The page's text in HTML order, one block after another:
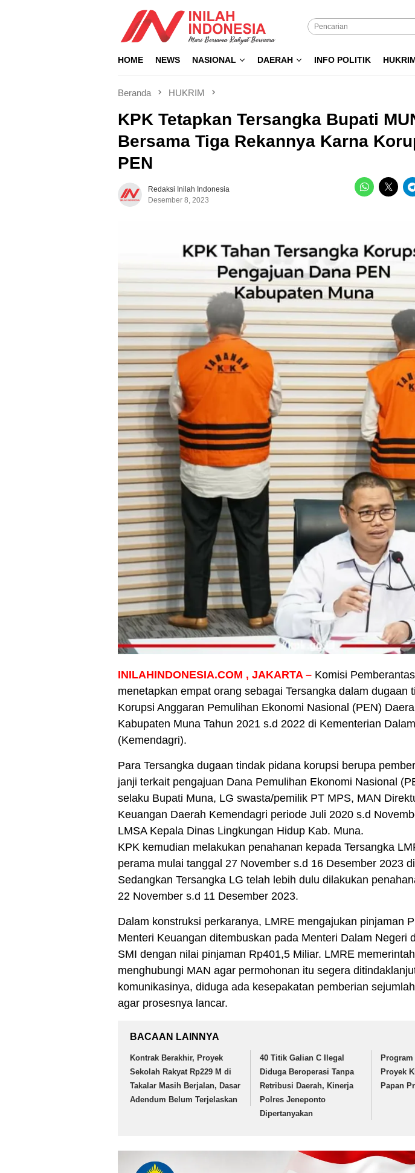
HOME NEWS NASIONAL DAERAH INFO POLITIK
Beranda HUKRIM
KPK Tetapkan Tersangka Bupati
Bersama Tiga Rekannya Karna
PEN
Redaksi Inilah Indonesia
Desember 8, 2023
INILAHINDONESIA.COM , JAKARTA – Komisi
menetapkan empat orang sebagai Tersangka dalam dugaan
Korupsi Anggaran Pemulihan Ekonomi Nasional (PEN)
Kabupaten Muna Tahun 2021 s.d 2022 di Kementerian
(Kemendagri).
Para Tersangka dugaan tindak pidana korupsi berupa
janji terkait pengajuan Dana Pemulihan Ekonomi Nasional
selaku Bupati Muna, LG swasta/pemilik PT MPS, MAN
Keuangan Daerah Kemendagri periode Juli 2020 s.d
LMSA Kepala Dinas Lingkungan Hidup Kab. Muna.
KPK kemudian melakukan penahanan kepada Tersangka
perama mulai tanggal 27 November s.d 16 Desember 2023
Sedangkan Tersangka LG telah lebih dulu dilakukan
22 November s.d 11 Desember 2023.
Dalam konstruksi perkaranya, LMRE mengajukan pinjaman
Menteri Keuangan ditembuskan pada Menteri Dalam Negeri
SMI dengan nilai pinjaman Rp401,5 Miliar. LMRE
menghubungi MAN agar permohonan itu segera
komunikasinya, diduga ada kesepakatan pemberian
agar prosesnya lancar.
BACAAN LAINNYA
Kontrak Berakhir, Proyek
Sekolah Rakyat Rp229 M di
Takalar Masih Berjalan, Dasar
Adendum Belum Terjelaskan
40 Titik Galian C Ilegal
Diduga Beroperasi Tanpa
Retribusi Daerah, Kinerja
Polres Jeneponto
Dipertanyakan
Proyek
Papan